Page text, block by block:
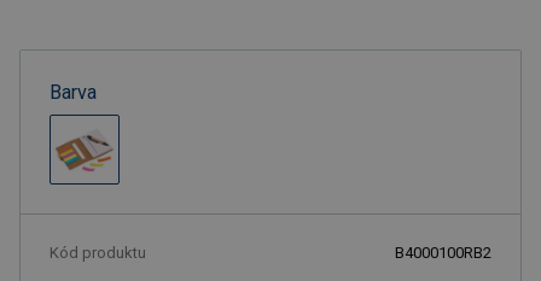
Barva
Kód produktu B4000100RB2